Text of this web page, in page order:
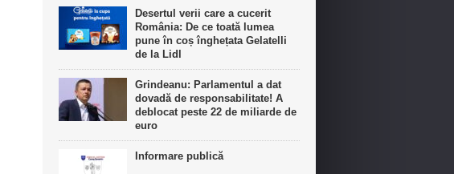
Desertul verii care a cucerit
România: De ce toată lumea
pune în coș înghețata Gelatelli
de la Lidl
Grindeanu: Parlamentul a dat
dovadă de responsabilitate! A
deblocat peste 22 de miliarde de
euro
Informare publică